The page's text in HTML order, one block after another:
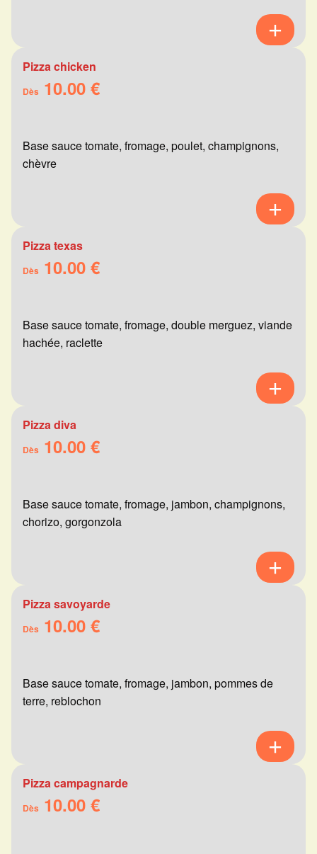
Pizza chicken
Dès 10.00 €
Base sauce tomate, fromage, poulet, champignons,
chèvre
Pizza texas
Dès 10.00 €
Base sauce tomate, fromage, double merguez, viande
hachée, raclette
Pizza diva
Dès 10.00 €
Base sauce tomate, fromage, jambon, champignons,
chorizo, gorgonzola
Pizza savoyarde
Dès 10.00 €
Base sauce tomate, fromage, jambon, pommes de
terre, reblochon
Pizza campagnarde
Dès 10.00 €